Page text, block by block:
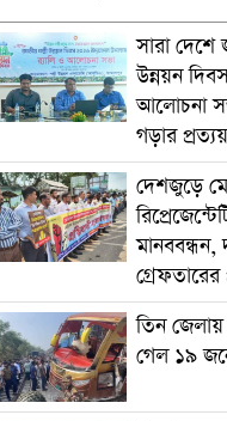
সারা দেশে
উন্নয়ন
আলোচনা
গড়ার প্রত্যয়
দেশজুড়ে
গ্রেফতারের
তিন
গেল ১৯